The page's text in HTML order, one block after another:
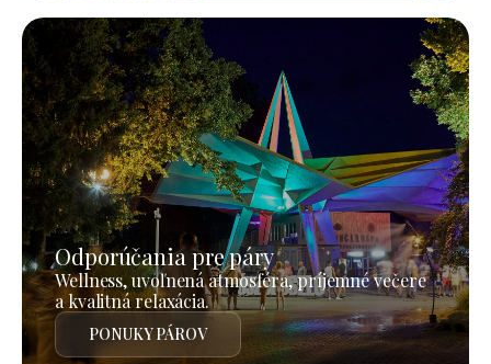
Odporúčania pre páry
Wellness, uvoľnená atmosféra, príjemné večere
a kvalitná relaxácia.
PONUKY PÁROV